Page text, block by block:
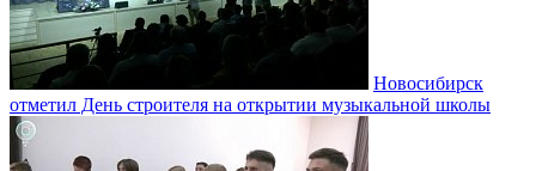
Новосибирск
отметил День строителя на открытии музыкальной школы